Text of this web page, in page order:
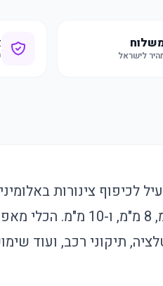
לישראל
לכיפוף צינורות
מתאים לשימוש בעבודה עם צינורות
תיקוני רכב, ועוד